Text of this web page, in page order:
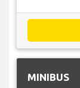
MINIBUS